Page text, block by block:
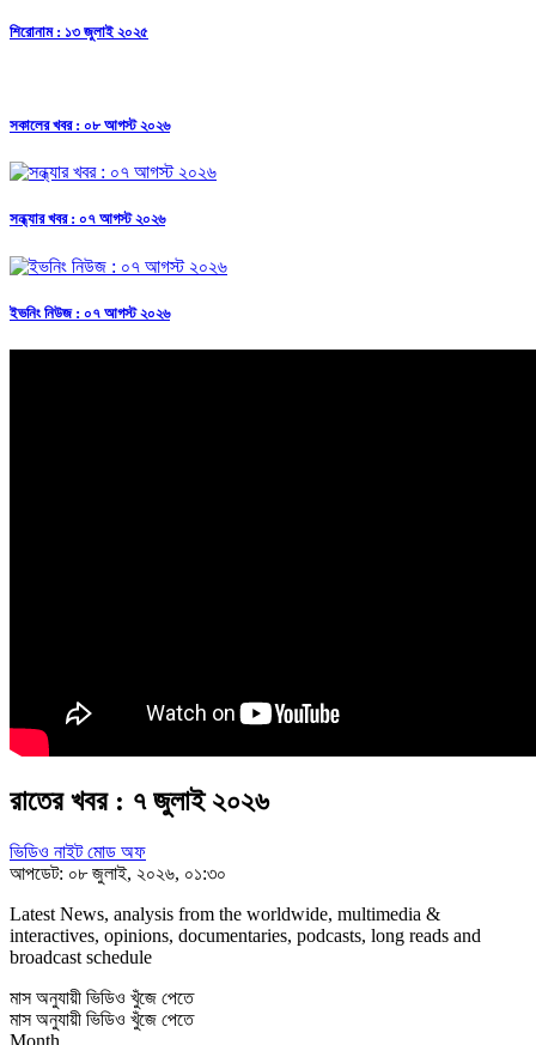
শিরোনাম : ১৩ জুলাই ২০২৫
সকালের খবর : ০৮ আগস্ট ২০২৬
সন্ধ্যার খবর : ০৭ আগস্ট ২০২৬
ইভনিং নিউজ : ০৭ আগস্ট ২০২৬
রাতের খবর : ৭ জুলাই ২০২৬
ভিডিও নাইট মোড অফ
আপডেট: ০৮ জুলাই, ২০২৬, ০১:৩০
Latest News, analysis from the worldwide, multimedia &
interactives, opinions, documentaries, podcasts, long reads and
broadcast schedule
মাস অনুযায়ী ভিডিও খুঁজে পেতে
মাস অনুযায়ী ভিডিও খুঁজে পেতে
Month